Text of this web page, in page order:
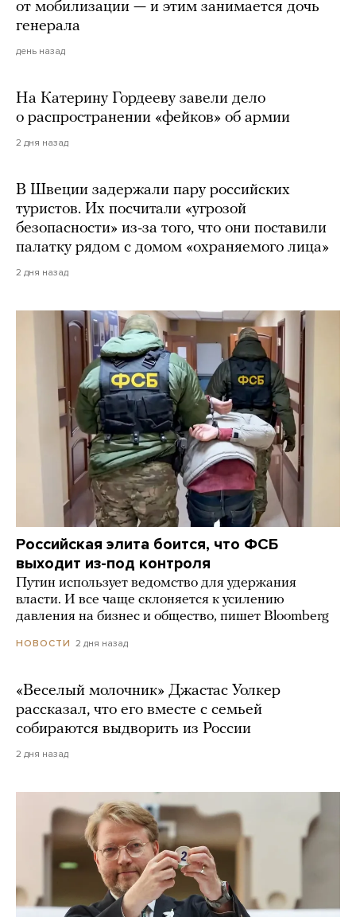
от мобилизации — и этим занимается дочь
генерала
день назад
На Катерину Гордееву завели дело
о распространении «фейков» об армии
2 дня назад
В Швеции задержали пару российских
туристов. Их посчитали «угрозой
безопасности» из-за того, что они поставили
палатку рядом с домом «охраняемого лица»
2 дня назад
Российская элита боится, что ФСБ
выходит из-под контроля
Путин использует ведомство для удержания
власти. И все чаще склоняется к усилению
давления на бизнес и общество, пишет Bloomberg
НОВОСТИ 2 дня назад
«Веселый молочник» Джастас Уолкер
рассказал, что его вместе с семьей
собираются выдворить из России
2 дня назад